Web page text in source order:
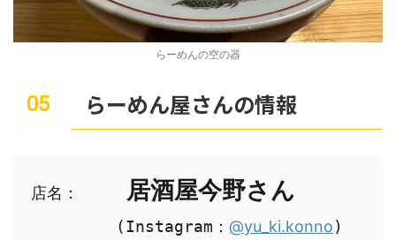
らーめんの空の器
らーめん屋さんの情報
店名： 居酒屋今野さん
(Instagram： @yu_ki.konno)